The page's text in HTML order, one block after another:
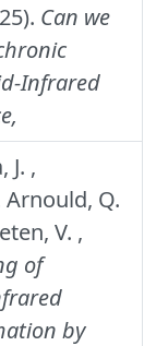
Can we
Infrared
J. ,
Arnould, Q.
V. ,
of
by